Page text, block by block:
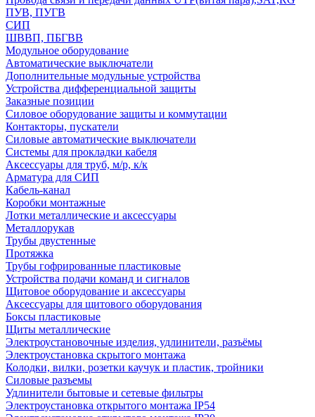
ПУВ, ПУГВ
СИП
ШВВП, ПБГВВ
Модульное оборудование
Автоматические выключатели
Дополнительные модульные устройства
Устройства дифференциальной защиты
Заказные позиции
Силовое оборудование защиты и коммутации
Контакторы, пускатели
Силовые автоматические выключатели
Системы для прокладки кабеля
Аксессуары для труб, м/р, к/к
Арматура для СИП
Кабель-канал
Коробки монтажные
Лотки металлические и аксессуары
Металлорукав
Трубы двустенные
Протяжка
Трубы гофрированные пластиковые
Устройства подачи команд и сигналов
Щитовое оборудование и аксессуары
Аксессуары для щитового оборудования
Боксы пластиковые
Щиты металлические
Электроустановочные изделия, удлинители, разъёмы
Электроустановка скрытого монтажа
Колодки, вилки, розетки каучук и пластик, тройники
Силовые разъемы
Удлинители бытовые и сетевые фильтры
Электроустановка открытого монтажа IP54